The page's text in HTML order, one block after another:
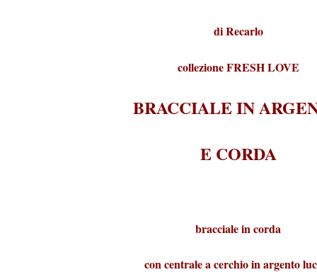
diRecarlo
collezioneFRESH LOVE
BRACCIALE IN
E CORDA
bracciale in corda
con centrale a cerchio in argento